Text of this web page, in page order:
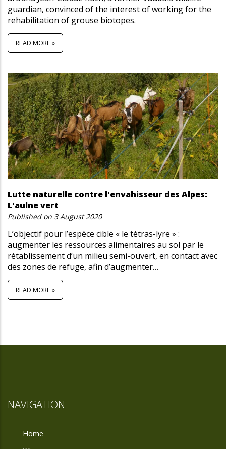
guardian, convinced of the interest of working for the
rehabilitation of grouse biotopes.
READ MORE »
Lutte naturelle contre l'envahisseur des Alpes:
L'aulne vert
Published on 3 August 2020
L’objectif pour l’espèce cible « le tétras-lyre » :
augmenter les ressources alimentaires au sol par le
rétablissement d’un milieu semi-ouvert, en contact avec
des zones de refuge, afin d’augmenter…
READ MORE »
NAVIGATION
Home